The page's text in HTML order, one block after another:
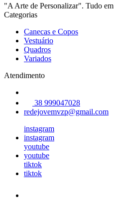
"A Arte de Personalizar". Tudo
Categorias
Canecas e Copos
Vestuário
Quadros
Variados
Atendimento
38 999047028
redejovemvzp@gmail.com
instagram
instagram
youtube
youtube
tiktok
tiktok